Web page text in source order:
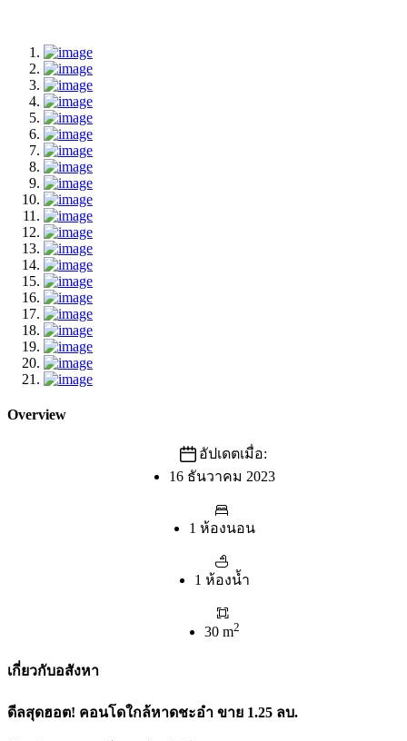
Overview
อัปเดตเมื่อ:
16 ธันวาคม 2023
1 ห้องนอน
1 ห้องน้ำ
30 m2
เกี่ยวกับอสังหา
ดีลสุดฮอต! คอนโดใกล้หาดชะอำ ขาย 1.25 ลบ.